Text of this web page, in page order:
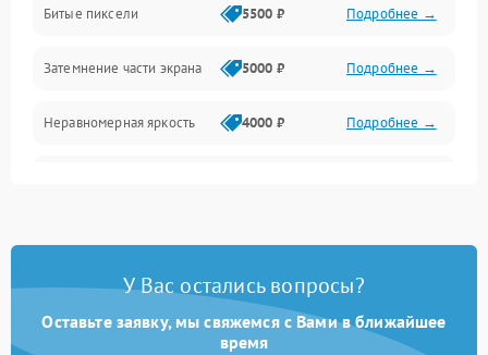
Механические повреждения
Программное обеспечение
Сеть и подключения
Аудио
Битые пиксели 5500 ₽ Подробнее →
Затемнение части экрана 5000 ₽ Подробнее →
Неравномерная яркость 4000 ₽ Подробнее →
У Вас остались вопросы?
Оставьте заявку, мы свяжемся с Вами в ближайшее
время